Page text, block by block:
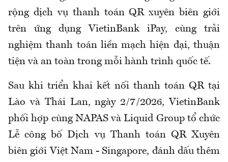
rộng dịch vụ thanh toán QR xuyên biên giới
trên ứng dụng VietinBank iPay, cùng trải
nghiệm thanh toán liền mạch hiện đại, thuận
tiện và an toàn trong mỗi hành trình quốc tế.
Sau khi triển khai kết nối thanh toán QR tại
Lào và Thái Lan, ngày 2/7/2026, VietinBank
phối hợp cùng NAPAS và Liquid Group tổ chức
Lễ công bố Dịch vụ Thanh toán QR Xuyên
biên giới Việt Nam - Singapore, đánh dấu thêm